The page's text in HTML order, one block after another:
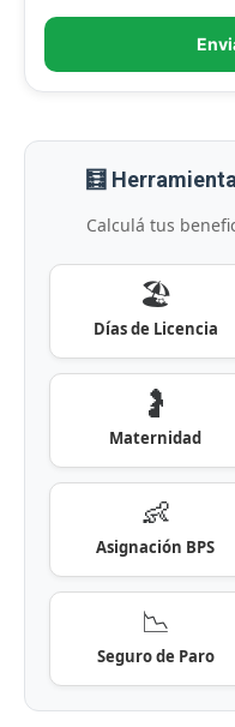
🧮
Calculá tus
🏖️
Días de Licencia
🤰
Maternidad
👶
Asignación BPS
📉
Seguro de Paro